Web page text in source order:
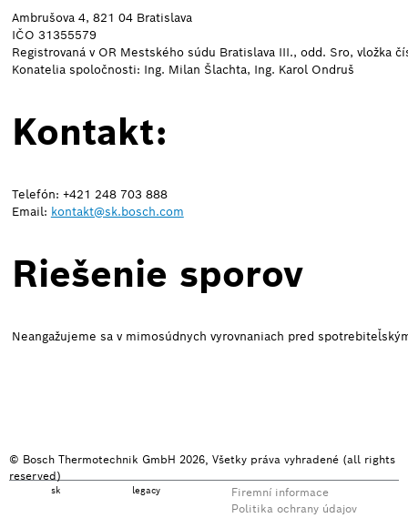
Ambrušova 4, 821 04 Bratislava
IČO 31355579
Registrovaná v OR Mestského súdu Bratislava III., odd. Sro, vložka
Konatelia spoločnosti: Ing. Milan Šlachta, Ing. Karol Ondruš
Kontakt:
Telefón: +421 248 703 888
Email: kontakt@sk.bosch.com
Riešenie sporov
Neangažujeme sa v mimosúdnych vyrovnaniach pred
sk legacy
Firemní informace
Politika ochrany údajov
© Bosch Thermotechnik GmbH 2026, Všetky práva vyhradené (all rights
reserved)